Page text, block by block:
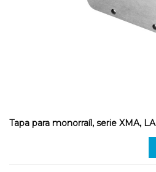
Tapa para monorraíl, serie XMA, LA